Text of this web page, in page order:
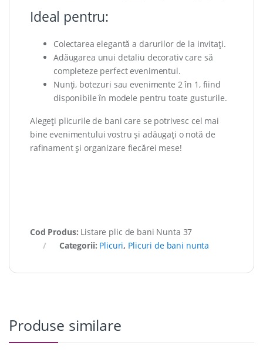
Ideal pentru:
Colectarea elegantă a darurilor de la invitați.
Adăugarea unui detaliu decorativ care să
completeze perfect evenimentul.
Nunți, botezuri sau evenimente 2 în 1, fiind
disponibile în modele pentru toate gusturile.
Alegeți plicurile de bani care se potrivesc cel mai
bine evenimentului vostru și adăugați o notă de
rafinament și organizare fiecărei mese!
Cod Produs: Listare plic de bani Nunta 37
Categorii: Plicuri, Plicuri de bani nunta
Produse similare